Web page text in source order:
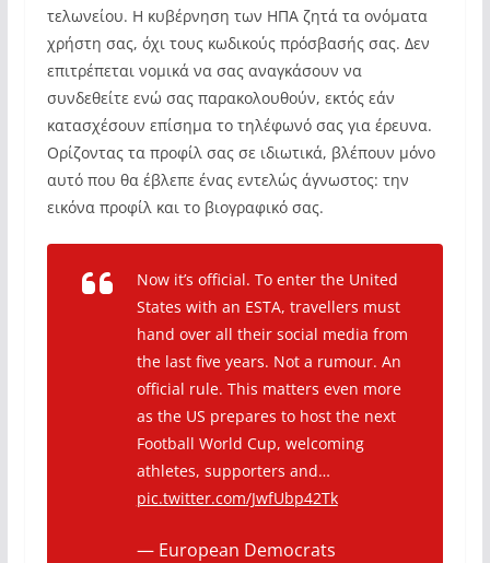
τελωνείου. Η κυβέρνηση των ΗΠΑ ζητά τα ονόματα
χρήστη σας, όχι τους κωδικούς πρόσβασής σας. Δεν
επιτρέπεται νομικά να σας αναγκάσουν να
συνδεθείτε ενώ σας παρακολουθούν, εκτός εάν
κατασχέσουν επίσημα το τηλέφωνό σας για έρευνα.
Ορίζοντας τα προφίλ σας σε ιδιωτικά, βλέπουν μόνο
αυτό που θα έβλεπε ένας εντελώς άγνωστος: την
εικόνα προφίλ και το βιογραφικό σας.
Now it’s official. To enter the United
States with an ESTA, travellers must
hand over all their social media from
the last five years. Not a rumour. An
official rule. This matters even more
as the US prepares to host the next
Football World Cup, welcoming
athletes, supporters and…
pic.twitter.com/JwfUbp42Tk
— European Democrats